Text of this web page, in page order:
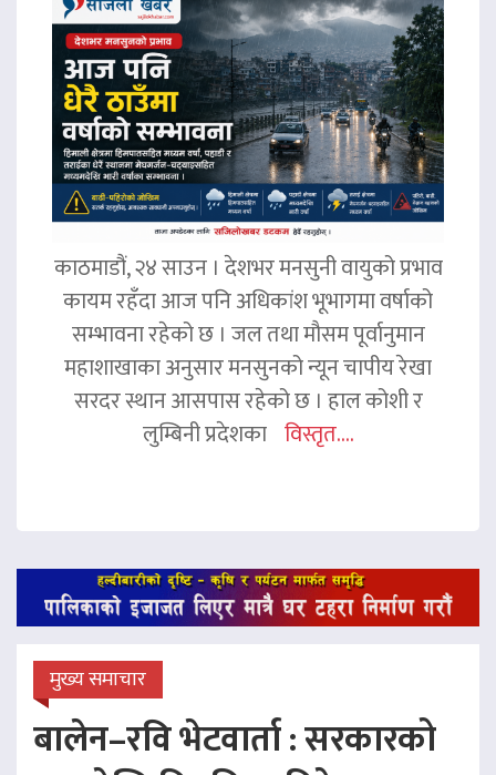
काठमाडौं, २४ साउन । देशभर मनसुनी वायुको प्रभाव
कायम रहँदा आज पनि अधिकांश भूभागमा वर्षाको
सम्भावना रहेको छ । जल तथा मौसम पूर्वानुमान
महाशाखाका अनुसार मनसुनको न्यून चापीय रेखा
सरदर स्थान आसपास रहेको छ । हाल कोशी र
लुम्बिनी प्रदेशका विस्तृत....
मुख्य समाचार
बालेन–रवि भेटवार्ता : सरकारको